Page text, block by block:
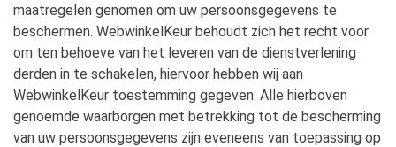
maatregelen genomen om uw persoonsgegevens te
beschermen. WebwinkelKeur behoudt zich het recht voor
om ten behoeve van het leveren van de dienstverlening
derden in te schakelen, hiervoor hebben wij aan
WebwinkelKeur toestemming gegeven. Alle hierboven
genoemde waarborgen met betrekking tot de bescherming
van uw persoonsgegevens zijn eveneens van toepassing op